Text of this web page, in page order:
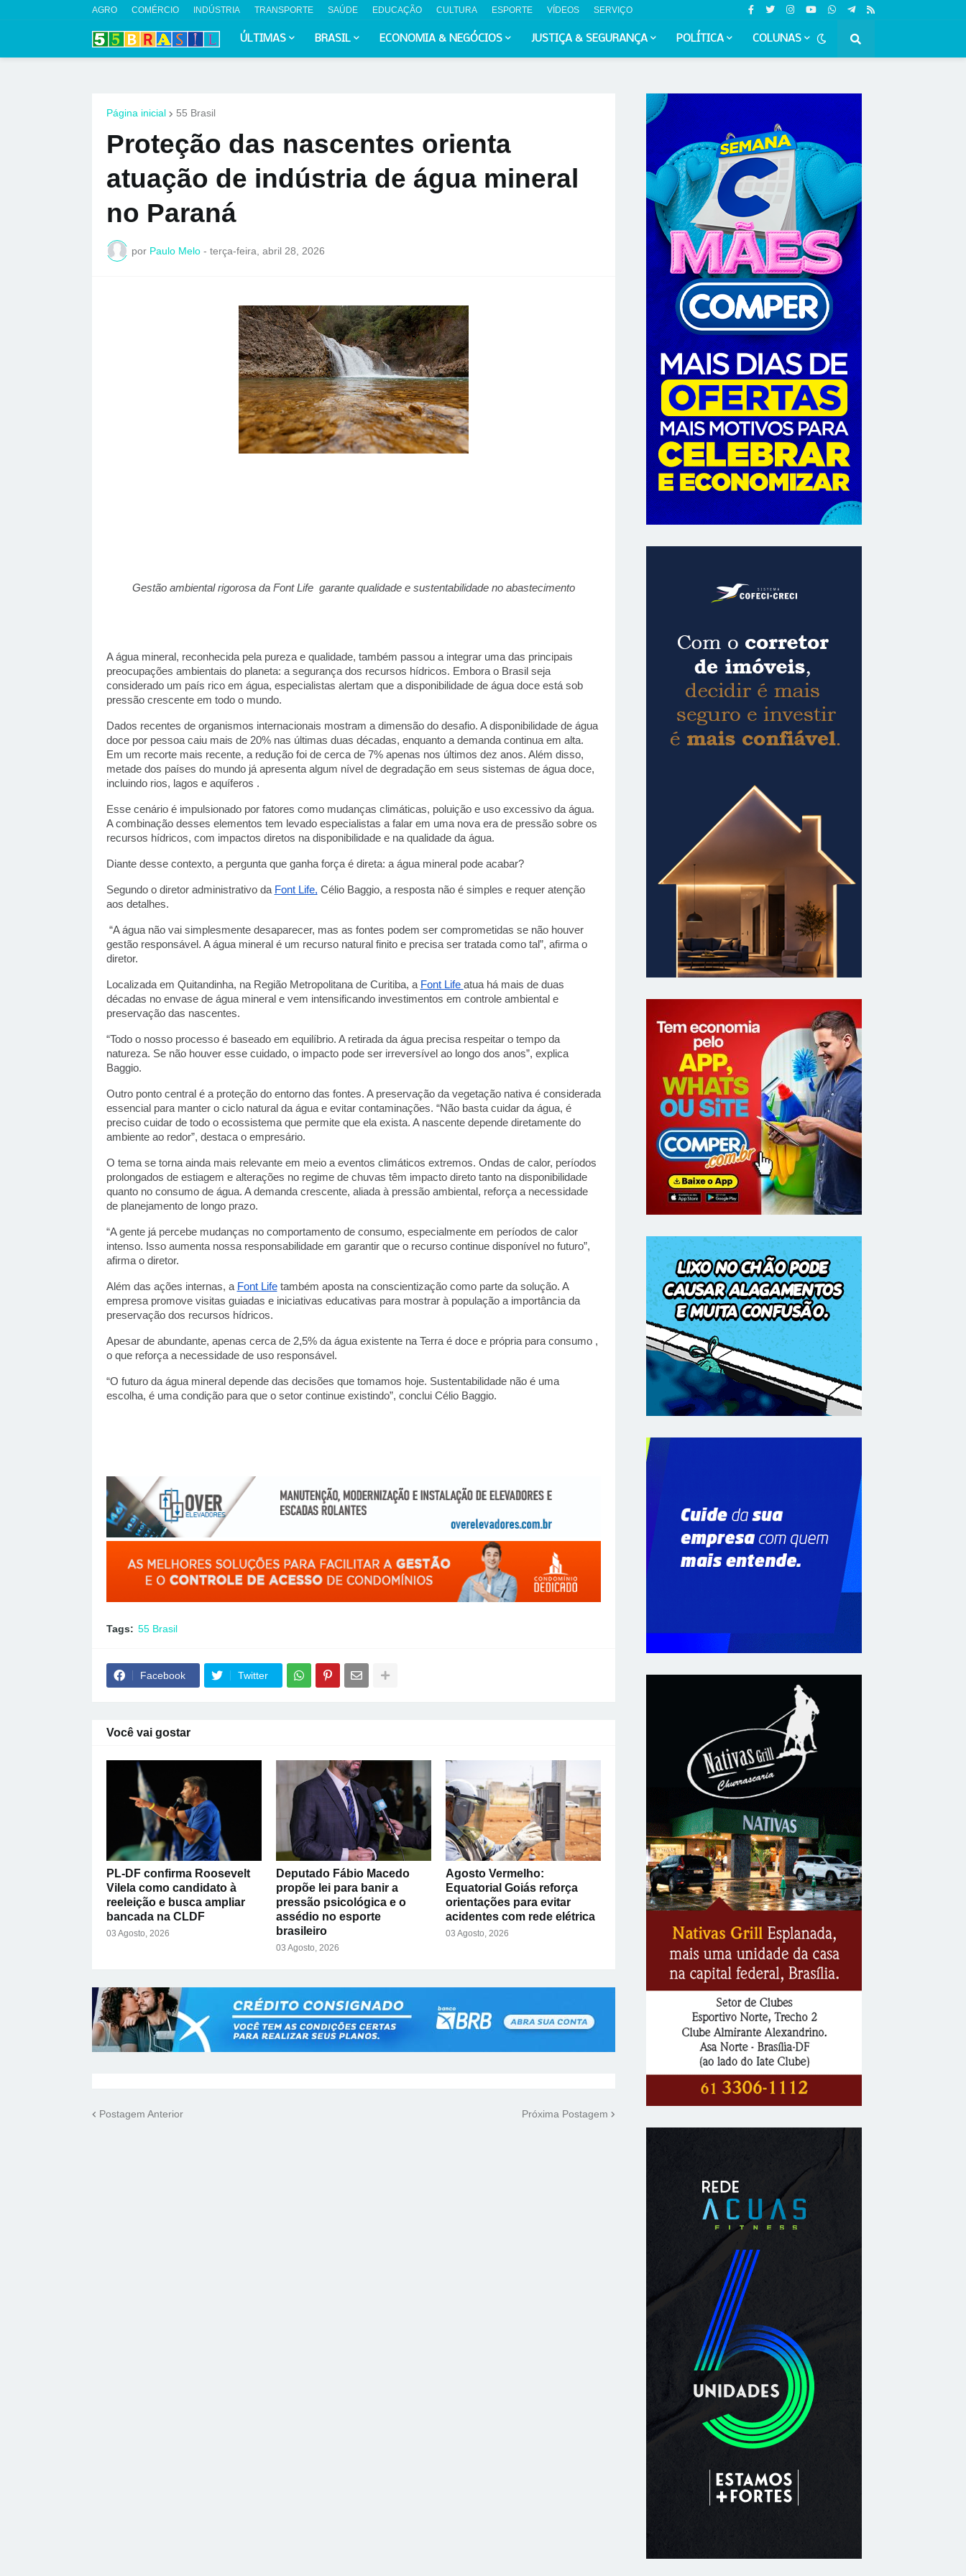
AGRO COMÉRCIO INDÚSTRIA TRANSPORTE SAÚDE EDUCAÇÃO CULTURA ESPORTE VÍDEOS SERVIÇO
ÚLTIMAS BRASIL ECONOMIA & NEGÓCIOS JUSTIÇA & SEGURANÇA POLÍTICA COLUNAS
Página inicial 55 Brasil
Proteção das nascentes orienta
atuação de indústria de água mineral
no Paraná
por Paulo Melo - terça-feira, abril 28, 2026
Gestão ambiental rigorosa da Font Life  garante qualidade e sustentabilidade no abastecimento
A água mineral, reconhecida pela pureza e qualidade, também passou a integrar uma das principais
preocupações ambientais do planeta: a segurança dos recursos hídricos. Embora o Brasil seja
considerado um país rico em água, especialistas alertam que a disponibilidade de água doce está sob
pressão crescente em todo o mundo.
Dados recentes de organismos internacionais mostram a dimensão do desafio. A disponibilidade de água
doce por pessoa caiu mais de 20% nas últimas duas décadas, enquanto a demanda continua em alta.
Em um recorte mais recente, a redução foi de cerca de 7% apenas nos últimos dez anos. Além disso,
metade dos países do mundo já apresenta algum nível de degradação em seus sistemas de água doce,
incluindo rios, lagos e aquíferos .
Esse cenário é impulsionado por fatores como mudanças climáticas, poluição e uso excessivo da água.
A combinação desses elementos tem levado especialistas a falar em uma nova era de pressão sobre os
recursos hídricos, com impactos diretos na disponibilidade e na qualidade da água.
Diante desse contexto, a pergunta que ganha força é direta: a água mineral pode acabar?
Segundo o diretor administrativo da Font Life, Célio Baggio, a resposta não é simples e requer atenção
aos detalhes.
“A água não vai simplesmente desaparecer, mas as fontes podem ser comprometidas se não houver
gestão responsável. A água mineral é um recurso natural finito e precisa ser tratada como tal”, afirma o
diretor.
Localizada em Quitandinha, na Região Metropolitana de Curitiba, a Font Life atua há mais de duas
décadas no envase de água mineral e vem intensificando investimentos em controle ambiental e
preservação das nascentes.
“Todo o nosso processo é baseado em equilíbrio. A retirada da água precisa respeitar o tempo da
natureza. Se não houver esse cuidado, o impacto pode ser irreversível ao longo dos anos”, explica
Baggio.
Outro ponto central é a proteção do entorno das fontes. A preservação da vegetação nativa é considerada
essencial para manter o ciclo natural da água e evitar contaminações. “Não basta cuidar da água, é
preciso cuidar de todo o ecossistema que permite que ela exista. A nascente depende diretamente do
ambiente ao redor”, destaca o empresário.
O tema se torna ainda mais relevante em meio a eventos climáticos extremos. Ondas de calor, períodos
prolongados de estiagem e alterações no regime de chuvas têm impacto direto tanto na disponibilidade
quanto no consumo de água. A demanda crescente, aliada à pressão ambiental, reforça a necessidade
de planejamento de longo prazo.
“A gente já percebe mudanças no comportamento de consumo, especialmente em períodos de calor
intenso. Isso aumenta nossa responsabilidade em garantir que o recurso continue disponível no futuro”,
afirma o diretor.
Além das ações internas, a Font Life também aposta na conscientização como parte da solução. A
empresa promove visitas guiadas e iniciativas educativas para mostrar à população a importância da
preservação dos recursos hídricos.
Apesar de abundante, apenas cerca de 2,5% da água existente na Terra é doce e própria para consumo ,
o que reforça a necessidade de uso responsável.
“O futuro da água mineral depende das decisões que tomamos hoje. Sustentabilidade não é uma
escolha, é uma condição para que o setor continue existindo”, conclui Célio Baggio.
Tags: 55 Brasil
Facebook Twitter
Você vai gostar
PL-DF confirma Roosevelt
Vilela como candidato à
reeleição e busca ampliar
bancada na CLDF
03 Agosto, 2026
Deputado Fábio Macedo
propõe lei para banir a
pressão psicológica e o
assédio no esporte
brasileiro
03 Agosto, 2026
Agosto Vermelho:
Equatorial Goiás reforça
orientações para evitar
acidentes com rede elétrica
03 Agosto, 2026
Postagem Anterior Próxima Postagem